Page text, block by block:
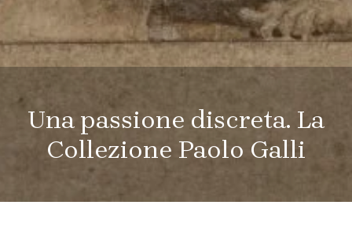
Una passione discreta. La
Collezione Paolo Galli